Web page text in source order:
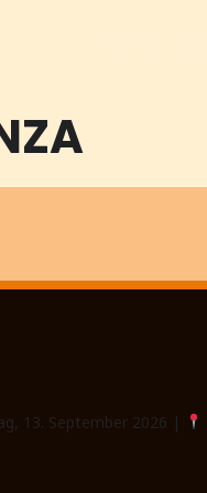
13. September 2026 |